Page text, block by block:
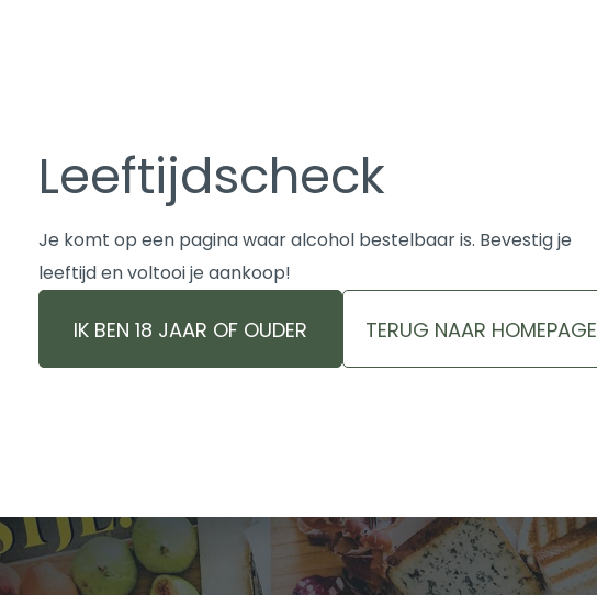
Leeftijdscheck
Je komt op een pagina waar alcohol bestelbaar is. Bevestig je
leeftijd en voltooi je aankoop!
IK BEN 18 JAAR OF OUDER TERUG NAAR HOMEPAGE
samen zijn, genieten van goed
tafel vol kaas, charcuterie, olijven en een
Het is hét moment om bij te praten,
Nederlands Engels Duits Nederlands Bij
adres. Ons assortiment is samengesteld
jij van elke gelegenheid een feestje